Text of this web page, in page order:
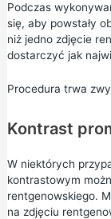
Podczas
się, aby powstały
niż jedno zdjęcie
dostarczyć jak
Procedura trwa
Kontrast
W niektórych
kontrastowym
rentgenowskiego.
na zdjęciu